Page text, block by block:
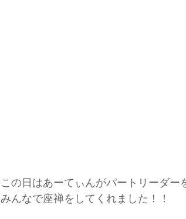
この日はあーてぃんがパートリーダー
みんなで座禅をしてくれました！！